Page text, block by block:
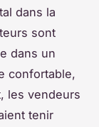
dans la
sont
dans un
confortable,
les vendeurs
tenir